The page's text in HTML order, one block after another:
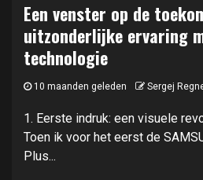
Een venster op de
uitzonderlijke ervaring
technologie
10 maanden geleden Sergej
1. Eerste indruk: een visuele
Toen ik voor het eerst de
Plus...